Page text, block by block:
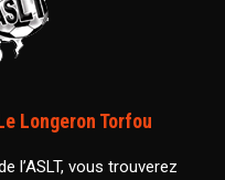
Longeron Torfou
l’ASLT, vous trouverez